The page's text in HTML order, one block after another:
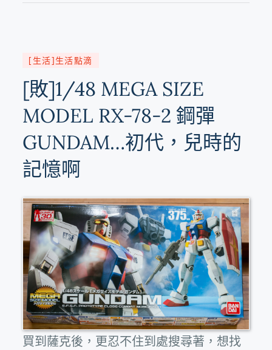
[生活]生活點滴
[敗]1/48 MEGA SIZE
MODEL RX-78-2 鋼彈
GUNDAM…初代，兒時的
記憶啊
買到薩克後，更忍不住到處搜尋著，想找